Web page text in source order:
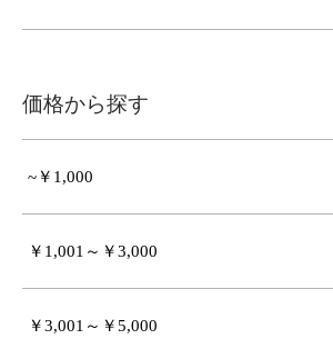
価格から探す
~￥1,000
￥1,001～￥3,000
￥3,001～￥5,000